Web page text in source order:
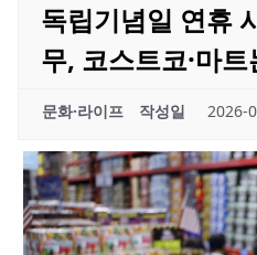
독립기념일 연휴
무, 코스트코·마트
문화·라이프 작성일 2026-